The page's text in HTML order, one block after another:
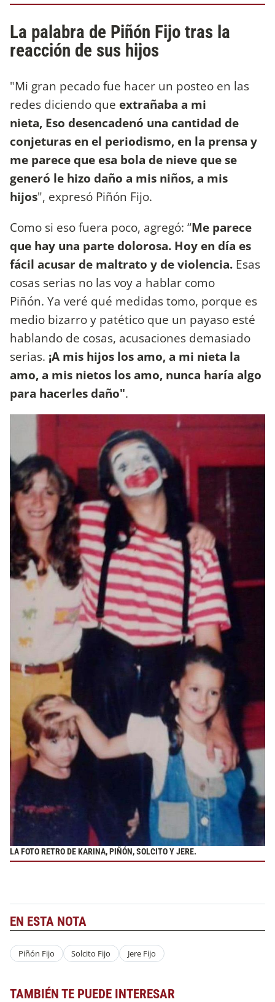
La palabra de Piñón Fijo tras la
reacción de sus hijos
"Mi gran pecado fue hacer un posteo en las
redes diciendo que extrañaba a mi
nieta, Eso desencadenó una cantidad de
conjeturas en el periodismo, en la prensa y
me parece que esa bola de nieve que se
generó le hizo daño a mis niños, a mis
hijos", expresó Piñón Fijo.
Como si eso fuera poco, agregó: “Me parece
que hay una parte dolorosa. Hoy en día es
fácil acusar de maltrato y de violencia. Esas
cosas serias no las voy a hablar como
Piñón. Ya veré qué medidas tomo, porque es
medio bizarro y patético que un payaso esté
hablando de cosas, acusaciones demasiado
serias. ¡A mis hijos los amo, a mi nieta la
amo, a mis nietos los amo, nunca haría algo
para hacerles daño".
LA FOTO RETRO DE KARINA, PIÑÓN, SOLCITO Y JERE.
EN ESTA NOTA
Piñón Fijo Solcito Fijo Jere Fijo
TAMBIÉN TE PUEDE INTERESAR